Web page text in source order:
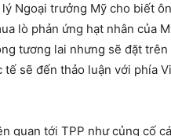
Ngoại trưởng Mỹ cho biết
lò phản ứng hạt nhân của
tương lai nhưng sẽ đặt
sẽ đến thảo luận với phía
quan tới TPP như củng cố